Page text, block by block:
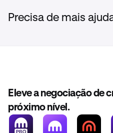
Precisa de mais
Eleve a negociação de
próximo nível.